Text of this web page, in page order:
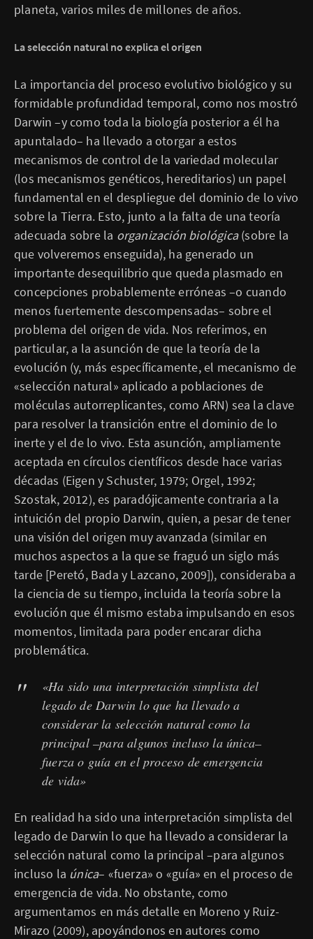
planeta, varios miles de millones de años.
La selección natural no explica el origen
La importancia del proceso evolutivo biológico y su
formidable profundidad temporal, como nos mostró
Darwin –y como toda la biología posterior a él ha
apuntalado– ha llevado a otorgar a estos
mecanismos de control de la variedad molecular
(los mecanismos genéticos, hereditarios) un papel
fundamental en el despliegue del dominio de lo vivo
sobre la Tierra. Esto, junto a la falta de una teoría
adecuada sobre la organización biológica(sobre la
que volveremos enseguida), ha generado un
importante desequilibrio que queda plasmado en
concepciones probablemente erróneas –o cuando
menos fuertemente descompensadas– sobre el
problema del origen de vida. Nos referimos, en
particular, a la asunción de que la teoría de la
evolución (y, más específicamente, el mecanismo de
«selección natural» aplicado a poblaciones de
moléculas autorreplicantes, como ARN) sea la clave
para resolver la transición entre el dominio de lo
inerte y el de lo vivo. Esta asunción, ampliamente
aceptada en círculos científicos desde hace varias
décadas (Eigen y Schuster, 1979; Orgel, 1992;
Szostak, 2012), es paradójicamente contraria a la
intuición del propio Darwin, quien, a pesar de tener
una visión del origen muy avanzada (similar en
muchos aspectos a la que se fraguó un siglo más
tarde [Peretó, Bada y Lazcano, 2009]), consideraba a
la ciencia de su tiempo, incluida la teoría sobre la
evolución que él mismo estaba impulsando en esos
momentos, limitada para poder encarar dicha
problemática.
«Ha sido una interpretación simplista del
legado de Darwin lo que ha llevado a
considerar la selección natural como la
principal –para algunos incluso la única–
fuerza o guía en el proceso de emergencia
de vida»
En realidad ha sido una interpretación simplista del
legado de Darwin lo que ha llevado a considerar la
selección natural como la principal –para algunos
incluso la única– «fuerza» o «guía» en el proceso de
emergencia de vida. No obstante, como
argumentamos en más detalle en Moreno y Ruiz-
Mirazo (2009), apoyándonos en autores como